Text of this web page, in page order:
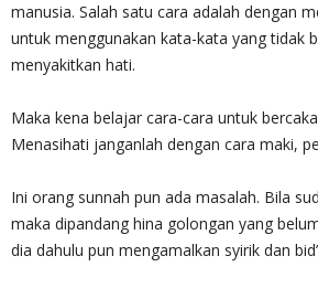
manusia. Salah satu cara adalah dengan
untuk menggunakan kata-kata yang tidak
menyakitkan hati.
Maka kena belajar cara-cara untuk
Menasihati janganlah dengan cara maki,
Ini orang sunnah pun ada masalah. Bila
maka dipandang hina golongan yang
dia dahulu pun mengamalkan syirik dan